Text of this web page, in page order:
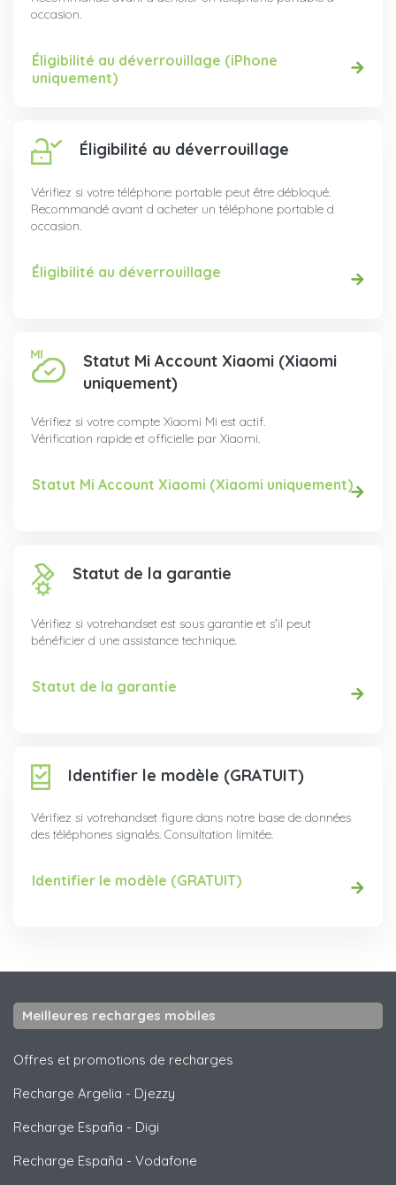
occasion.
Éligibilité au déverrouillage (iPhone
uniquement)
Éligibilité au déverrouillage
Vérifiez si votre téléphone portable peut être débloqué.
Recommandé avant d acheter un téléphone portable d
occasion.
Éligibilité au déverrouillage
Statut Mi Account Xiaomi (Xiaomi
uniquement)
Vérifiez si votre compte Xiaomi Mi est actif.
Vérification rapide et officielle par Xiaomi.
Statut Mi Account Xiaomi (Xiaomi uniquement)
Statut de la garantie
Vérifiez si votrehandset est sous garantie et s'il peut
bénéficier d une assistance technique.
Statut de la garantie
Identifier le modèle (GRATUIT)
Vérifiez si votrehandset figure dans notre base de données
des téléphones signalés. Consultation limitée.
Identifier le modèle (GRATUIT)
Meilleures recharges mobiles
Offres et promotions de recharges
Recharge Argelia - Djezzy
Recharge España - Digi
Recharge España - Vodafone